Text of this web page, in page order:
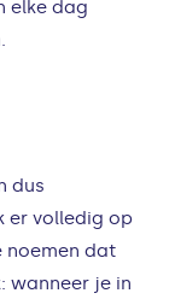
elke dag
dus
er volledig op
noemen dat
wanneer je in